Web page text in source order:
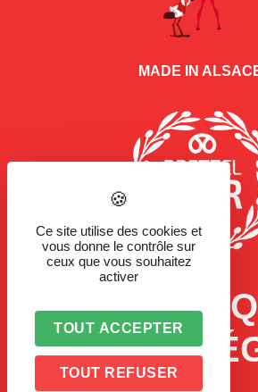
MADE IN
LA
D'UNE
Ce site utilise des cookies et
vous donne le contrôle sur
ceux que vous souhaitez
activer
TOUT ACCEPTER
TOUT REFUSER